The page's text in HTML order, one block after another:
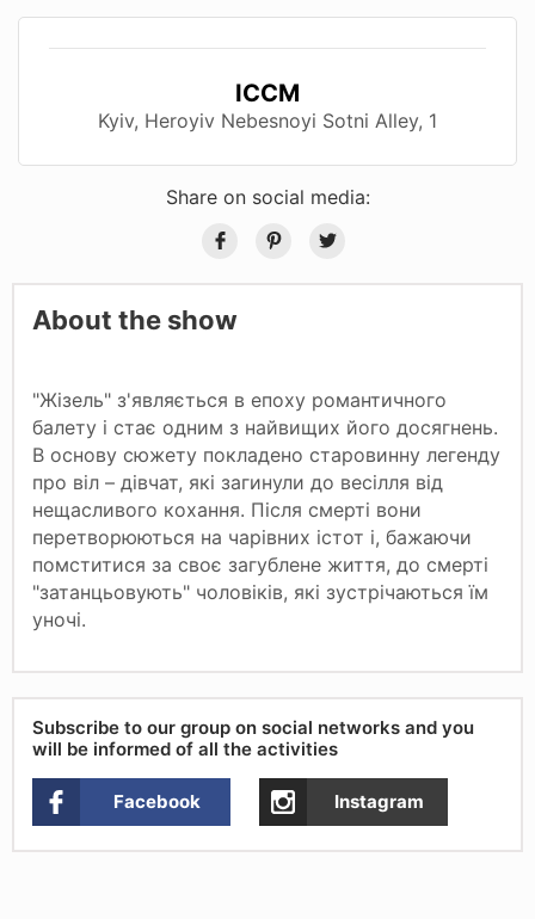
ICCM
Kyiv, Нeroyiv Nebesnoyi Sotnі Alley, 1
Share on social media:
About the show
"Жізель" з'являється в епоху романтичного
балету і стає одним з найвищих його досягнень.
В основу сюжету покладено старовинну легенду
про віл – дівчат, які загинули до весілля від
нещасливого кохання. Після смерті вони
перетворюються на чарівних істот і, бажаючи
помститися за своє загублене життя, до смерті
"затанцьовують" чоловіків, які зустрічаються їм
уночі.
Subscribe to our group on social networks and you
will be informed of all the activities
Facebook Instagram